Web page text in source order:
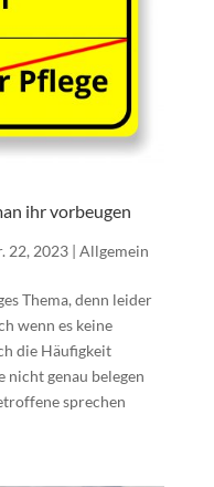
ihr vorbeugen
22, 2023| Allgemein
Thema, denn leider
wenn es keine
die Häufigkeit
genau belegen
sprechen